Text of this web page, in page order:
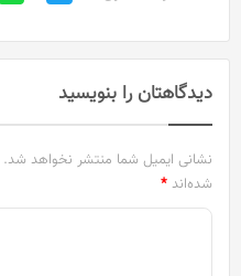
دیدگاهتان را بنویسید
نشانی ایمیل شما منتشر نخواهد شد.
شده‌اند *